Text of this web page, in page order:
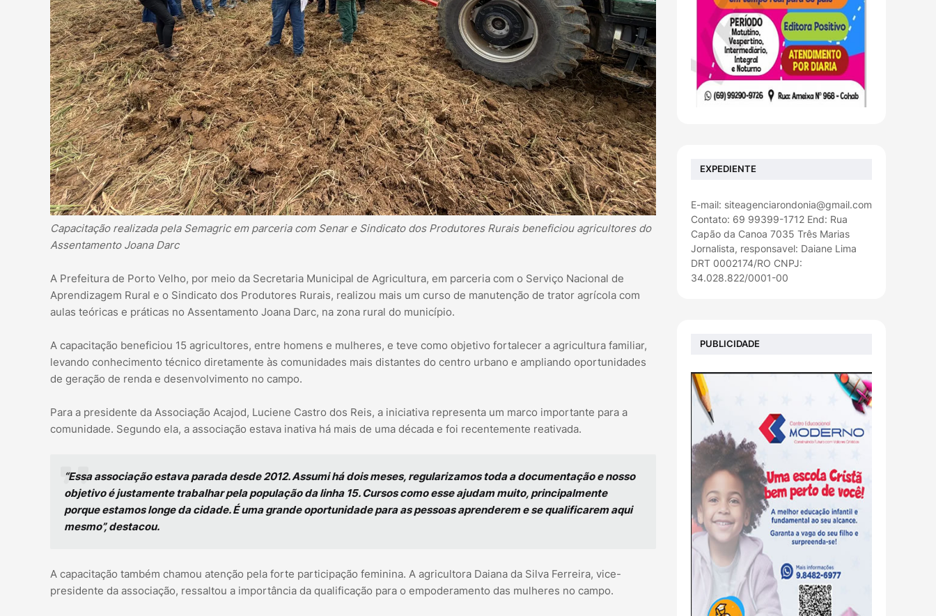
Capacitação realizada pela Semagric em parceria com Senar e Sindicato dos Produtores Rurais beneficiou agricultores do
Assentamento Joana Darc
A Prefeitura de Porto Velho, por meio da Secretaria Municipal de Agricultura, em parceria com o Serviço Nacional de
Aprendizagem Rural e o Sindicato dos Produtores Rurais, realizou mais um curso de manutenção de trator agrícola com
aulas teóricas e práticas no Assentamento Joana Darc, na zona rural do município.
A capacitação beneficiou 15 agricultores, entre homens e mulheres, e teve como objetivo fortalecer a agricultura familiar,
levando conhecimento técnico diretamente às comunidades mais distantes do centro urbano e ampliando oportunidades
de geração de renda e desenvolvimento no campo.
Para a presidente da Associação Acajod, Luciene Castro dos Reis, a iniciativa representa um marco importante para a
comunidade. Segundo ela, a associação estava inativa há mais de uma década e foi recentemente reativada.
“Essa associação estava parada desde 2012. Assumi há dois meses, regularizamos toda a documentação e nosso
objetivo é justamente trabalhar pela população da linha 15. Cursos como esse ajudam muito, principalmente
porque estamos longe da cidade. É uma grande oportunidade para as pessoas aprenderem e se qualificarem aqui
mesmo”, destacou.
A capacitação também chamou atenção pela forte participação feminina. A agricultora Daiana da Silva Ferreira, vice-
presidente da associação, ressaltou a importância da qualificação para o empoderamento das mulheres no campo.
EXPEDIENTE
E-mail: siteagenciarondonia@gmail.com
Contato: 69 99399-1712 End: Rua
Capão da Canoa 7035 Três Marias
Jornalista, responsavel: Daiane Lima
DRT 0002174/RO CNPJ:
34.028.822/0001-00
PUBLICIDADE